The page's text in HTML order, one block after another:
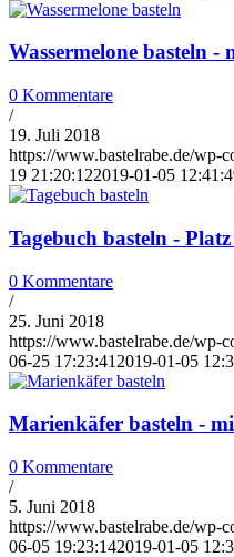
Wassermelone basteln
0 Kommentare
/
19. Juli 2018
https://www.bastelrabe.de/wp-
19 21:20:122019-01-05
Tagebuch basteln -
0 Kommentare
/
25. Juni 2018
https://www.bastelrabe.de/wp-
06-25 17:23:41 2019-01-05
Marienkäfer basteln -
0 Kommentare
/
5. Juni 2018
https://www.bastelrabe.de/wp-
06-05 19:23:142019-01-05